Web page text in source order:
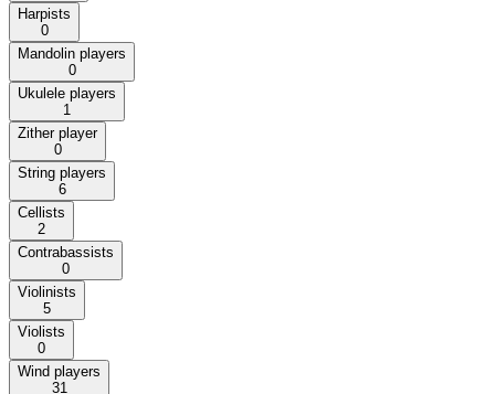
Harpists
0
Mandolin players
0
Ukulele players
1
Zither player
0
String players
6
Cellists
2
Contrabassists
0
Violinists
5
Violists
0
Wind players
31